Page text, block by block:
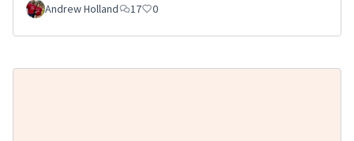
Andrew Holland 17 0